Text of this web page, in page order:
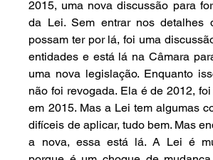
2015, uma nova discussão para
da Lei. Sem entrar nos detalhes
possam ter por lá, foi uma
entidades e está lá na Câmara
uma nova legislação. Enquanto
não foi revogada. Ela é de 2012,
em 2015. Mas a Lei tem algumas
difíceis de aplicar, tudo bem. Mas
a nova, essa está lá. A Lei é